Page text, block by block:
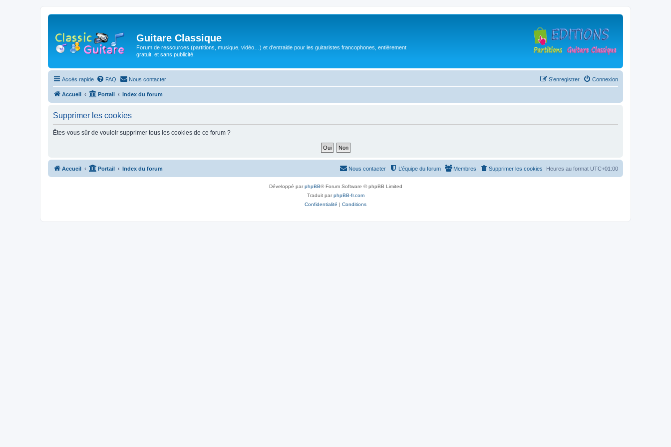
Guitare Classique
Forum de ressources (partitions, musique, vidéo…) et d'entraide pour les guitaristes francophones, entièrement
gratuit, et sans publicité.
Accès rapide FAQ Nous contacter Connexion
S’enregistrer
Accueil Portail Index du forum
Supprimer les cookies
Êtes-vous sûr de vouloir supprimer tous les cookies de ce forum ?
Accueil Portail Index du forum Heures au format UTC+01:00
Supprimer les cookies
Membres
L’équipe du forum
Nous contacter
Développé parphpBB® Forum Software © phpBB Limited
Traduit parphpBB-fr.com
Confidentialité | Conditions